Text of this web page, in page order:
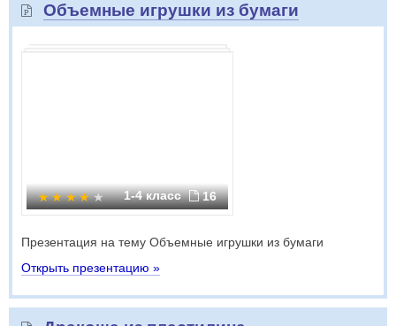
Объемные игрушки из бумаги
1-4 класс 16
Презентация на тему Объемные игрушки из бумаги
Открыть презентацию »